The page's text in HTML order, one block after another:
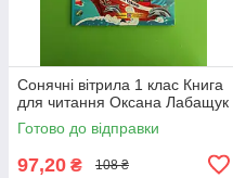
Сонячні вітрила 1 клас Книга
для читання Оксана Лабащук
Готово до відправки
97,20 ₴ 108 ₴